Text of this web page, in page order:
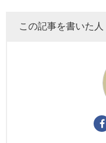
この記事を書いた人